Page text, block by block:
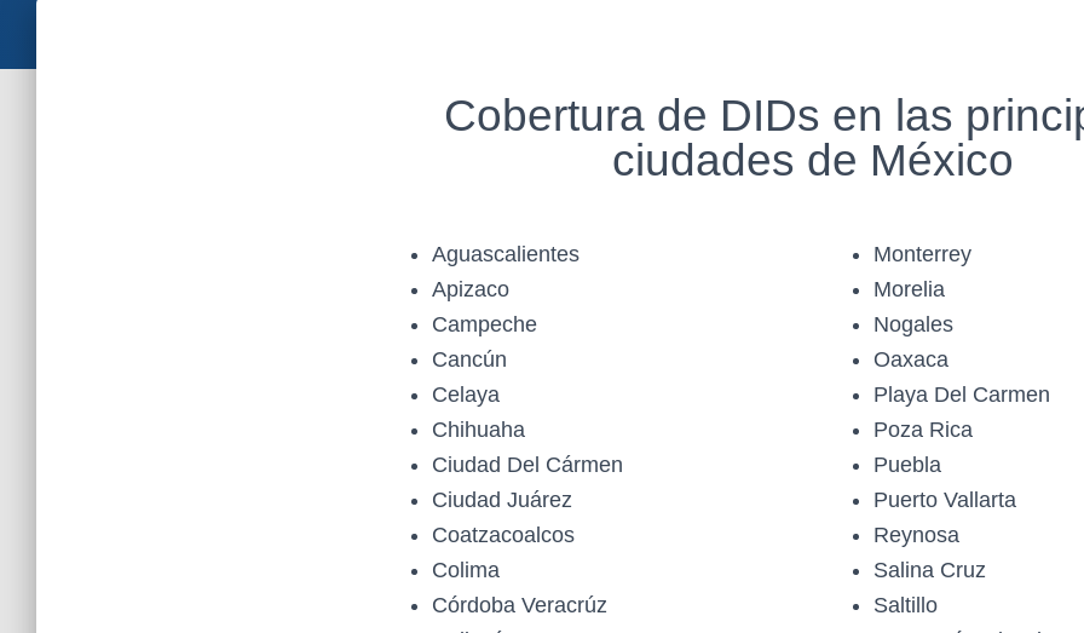
Cobertura de DIDs en las
ciudades de México
Aguascalientes
Apizaco
Campeche
Cancún
Celaya
Chihuaha
Ciudad Del Cármen
Ciudad Juárez
Coatzacoalcos
Colima
Córdoba Veracrúz
Monterrey
Morelia
Nogales
Oaxaca
Playa Del Carmen
Poza Rica
Puebla
Puerto Vallarta
Reynosa
Salina Cruz
Saltillo